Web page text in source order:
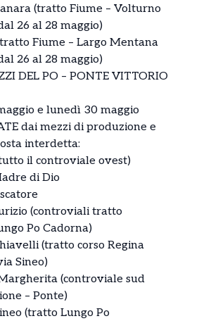
(tratto Fiume – Volturno
26 al 28 maggio)
Fiume – Largo Mentana
26 al 28 maggio)
DEL PO – PONTE VITTORIO
e lunedì 30 maggio
dai mezzi di produzione e
interdetta:
il controviale ovest)
di Dio
(controviali tratto
Po Cadorna)
(tratto corso Regina
Sineo)
(controviale sud
– Ponte)
(tratto Lungo Po